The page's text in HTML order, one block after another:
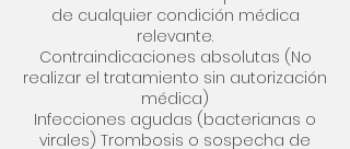
de cualquier condición médica
relevante.
Contraindicaciones absolutas (No
realizar el tratamiento sin autorización
médica)
Infecciones agudas (bacterianas o
virales) Trombosis o sospecha de